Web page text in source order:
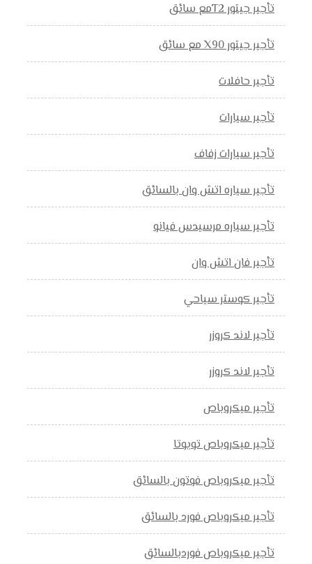
تأجير جيتور T2مع سائق
تأجير جيتور X90 مع سائق
تأجير حافلات
تأجير سيارات
تأجير سيارات زفاف
تأجير سياره اتش وان بالسائق
تأجير سياره مرسيدس فيانو
تأجير فان اتش وان
تأجير كوستر سياحي
تأجير لاند كروزر
تأجير لاند كروزر
تأجير ميكروباص
تأجير ميكروباص تويوتا
تأجير ميكروباص فوتون بالسائق
تأجير ميكروباص فورد بالسائق
تأجير ميكروباص فوردبالسائق